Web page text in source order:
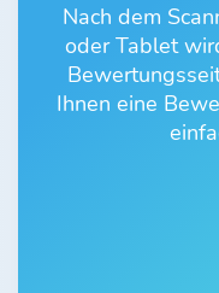
Nach dem
oder Tablet
Ihnen eine